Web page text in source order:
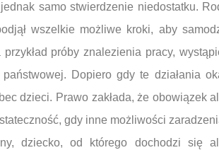
samo stwierdzenie niedostatku.
wszelkie możliwe kroki, aby
przykład próby znalezienia pracy,
Dopiero gdy te działania
dzieci. Prawo zakłada, że obowiązek
gdy inne możliwości
dziecko, od którego dochodzi się